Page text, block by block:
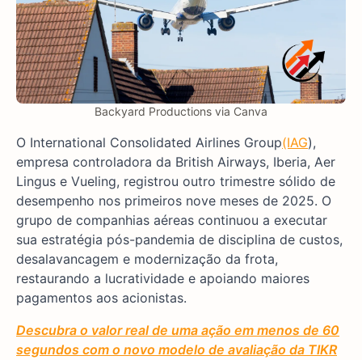
Backyard Productions via Canva
O International Consolidated Airlines Group(IAG),
empresa controladora da British Airways, Iberia, Aer
Lingus e Vueling, registrou outro trimestre sólido de
desempenho nos primeiros nove meses de 2025. O
grupo de companhias aéreas continuou a executar
sua estratégia pós-pandemia de disciplina de custos,
desalavancagem e modernização da frota,
restaurando a lucratividade e apoiando maiores
pagamentos aos acionistas.
Descubra o valor real de uma ação em menos de 60
segundos com o novo modelo de avaliação da TIKR